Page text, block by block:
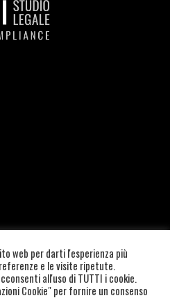
web per darti l'esperienza più
e le visite ripetute.
all'uso di TUTTI i cookie.
Cookie" per fornire un consenso